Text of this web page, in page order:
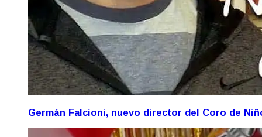
Germán Falcioni, nuevo director del Coro de